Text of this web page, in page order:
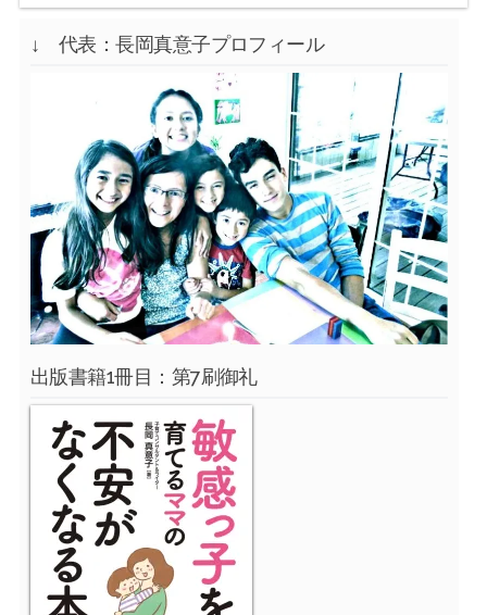
↓ 代表：長岡真意子プロフィール
出版書籍1冊目：第7刷御礼